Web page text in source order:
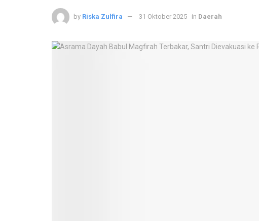
by Riska Zulfira 31 Oktober 2025 in Daerah